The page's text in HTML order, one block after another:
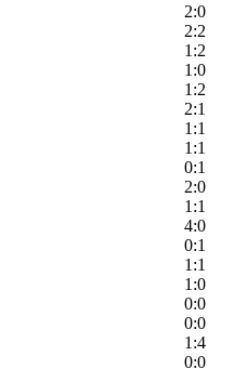
2:0
2:2
1:2
1:0
1:2
2:1
1:1
1:1
0:1
2:0
1:1
4:0
0:1
1:1
1:0
0:0
0:0
1:4
0:0